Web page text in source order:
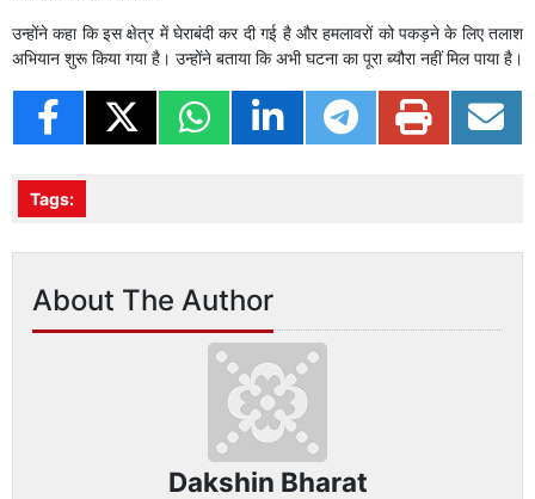
उन्होंने कहा कि इस क्षेत्र में घेराबंदी कर दी गई है और हमलावरों को पकड़ने के लिए तलाश
अभियान शुरू किया गया है। उन्होंने बताया कि अभी घटना का पूरा ब्यौरा नहीं मिल पाया है।
Tags:
About The Author
Dakshin Bharat